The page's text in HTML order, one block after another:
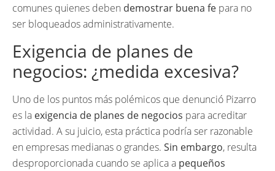
comunes quienes deben demostrar buena fe para no
ser bloqueados administrativamente.
Exigencia de planes de
negocios: ¿medida excesiva?
Uno de los puntos más polémicos que denunció Pizarro
es la exigencia de planes de negocios para acreditar
actividad. A su juicio, esta práctica podría ser razonable
en empresas medianas o grandes. Sin embargo, resulta
desproporcionada cuando se aplica a pequeños